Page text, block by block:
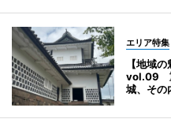
エリア特集
【地域
vol.09
城、その